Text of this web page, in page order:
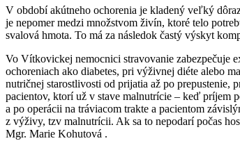
V období akútneho ochorenia je kladený veľký
je nepomer medzi množstvom živín, ktoré telo
svalová hmota. To má za následok častý výskyt
Vo Vítkovickej nemocnici stravovanie zabezpečuje
ochoreniach ako diabetes, pri výživnej diéte alebo
nutričnej ​starostlivosti od prijatia až po prepustenie,
pacientov, ktorí už v stave malnutrície – keď príjem
a po operácii na tráviacom trakte a pacientom
z výživy, tzv malnutrícii. Ak sa to nepodarí počas
Mgr. Marie Kohutová .